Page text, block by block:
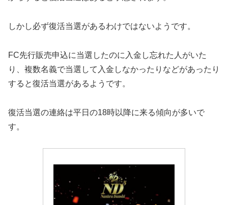
しかし必ず復活当選があるわけではないようです。
FC先行販売申込に当選したのに入金し忘れた人がいた
り、複数名義で当選して入金しなかったりなどがあったり
すると復活当選があるようです。
復活当選の連絡は平日の18時以降に来る傾向が多いで
す。